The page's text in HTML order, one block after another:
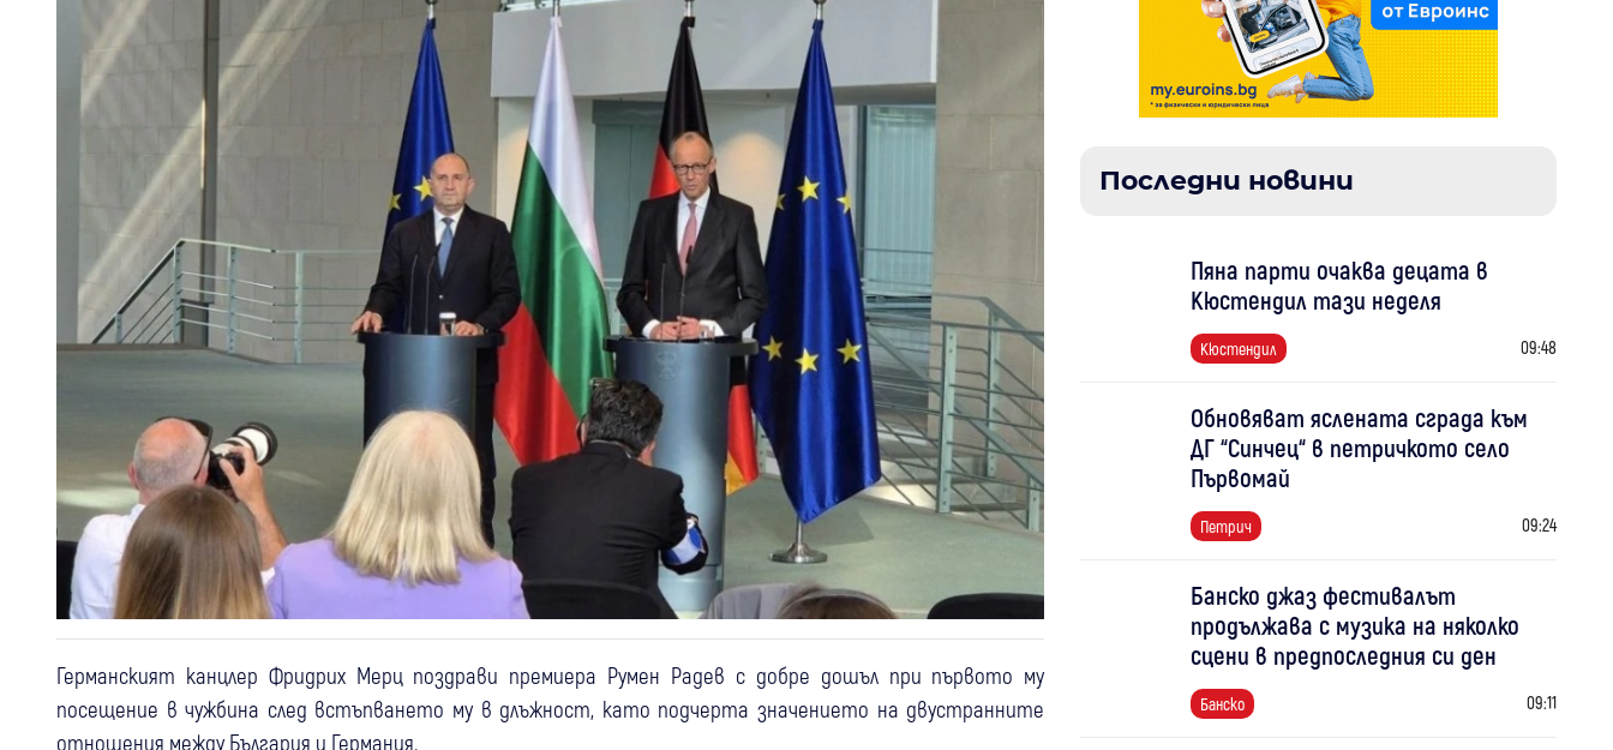
Германският канцлер Фридрих Мерц поздрави премиера Румен Радев с добре дошъл при първото му
посещение в чужбина след встъпването му в длъжност, като подчерта значението на двустранните
отношения между България и Германия.
Последни новини
Пяна парти очаква децата в
Кюстендил тази неделя
Кюстендил 09:48
Обновяват яслената сграда към
ДГ “Синчец“ в петричкото село
Първомай
Петрич 09:24
Банско джаз фестивалът
продължава с музика на няколко
сцени в предпоследния си ден
Банско 09:11